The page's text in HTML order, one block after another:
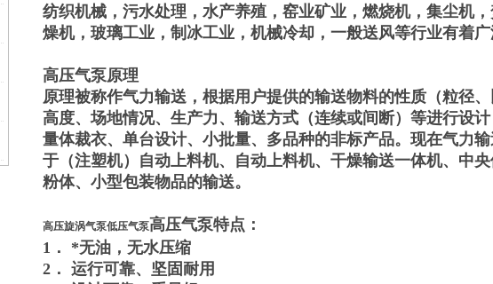
纺织机械，污水处理，水产养殖，窑业矿业，燃烧机，集尘机
燥机，玻璃工业，制冰工业，机械冷却，一般送风等行业有着广
高压气泵原理
原理被称作气力输送，根据用户提供的输送物料的性质（粒径
高度、场地情况、生产力、输送方式（连续或间断）等进行设
量体裁衣、单台设计、小批量、多品种的非标产品。现在气力
于（注塑机）自动上料机、自动上料机、干燥输送一体机、中央
粉体、小型包装物品的输送。
高压旋涡气泵低压气泵高压气泵特点：
1． *无油，无水压缩
2． 运行可靠、坚固耐用